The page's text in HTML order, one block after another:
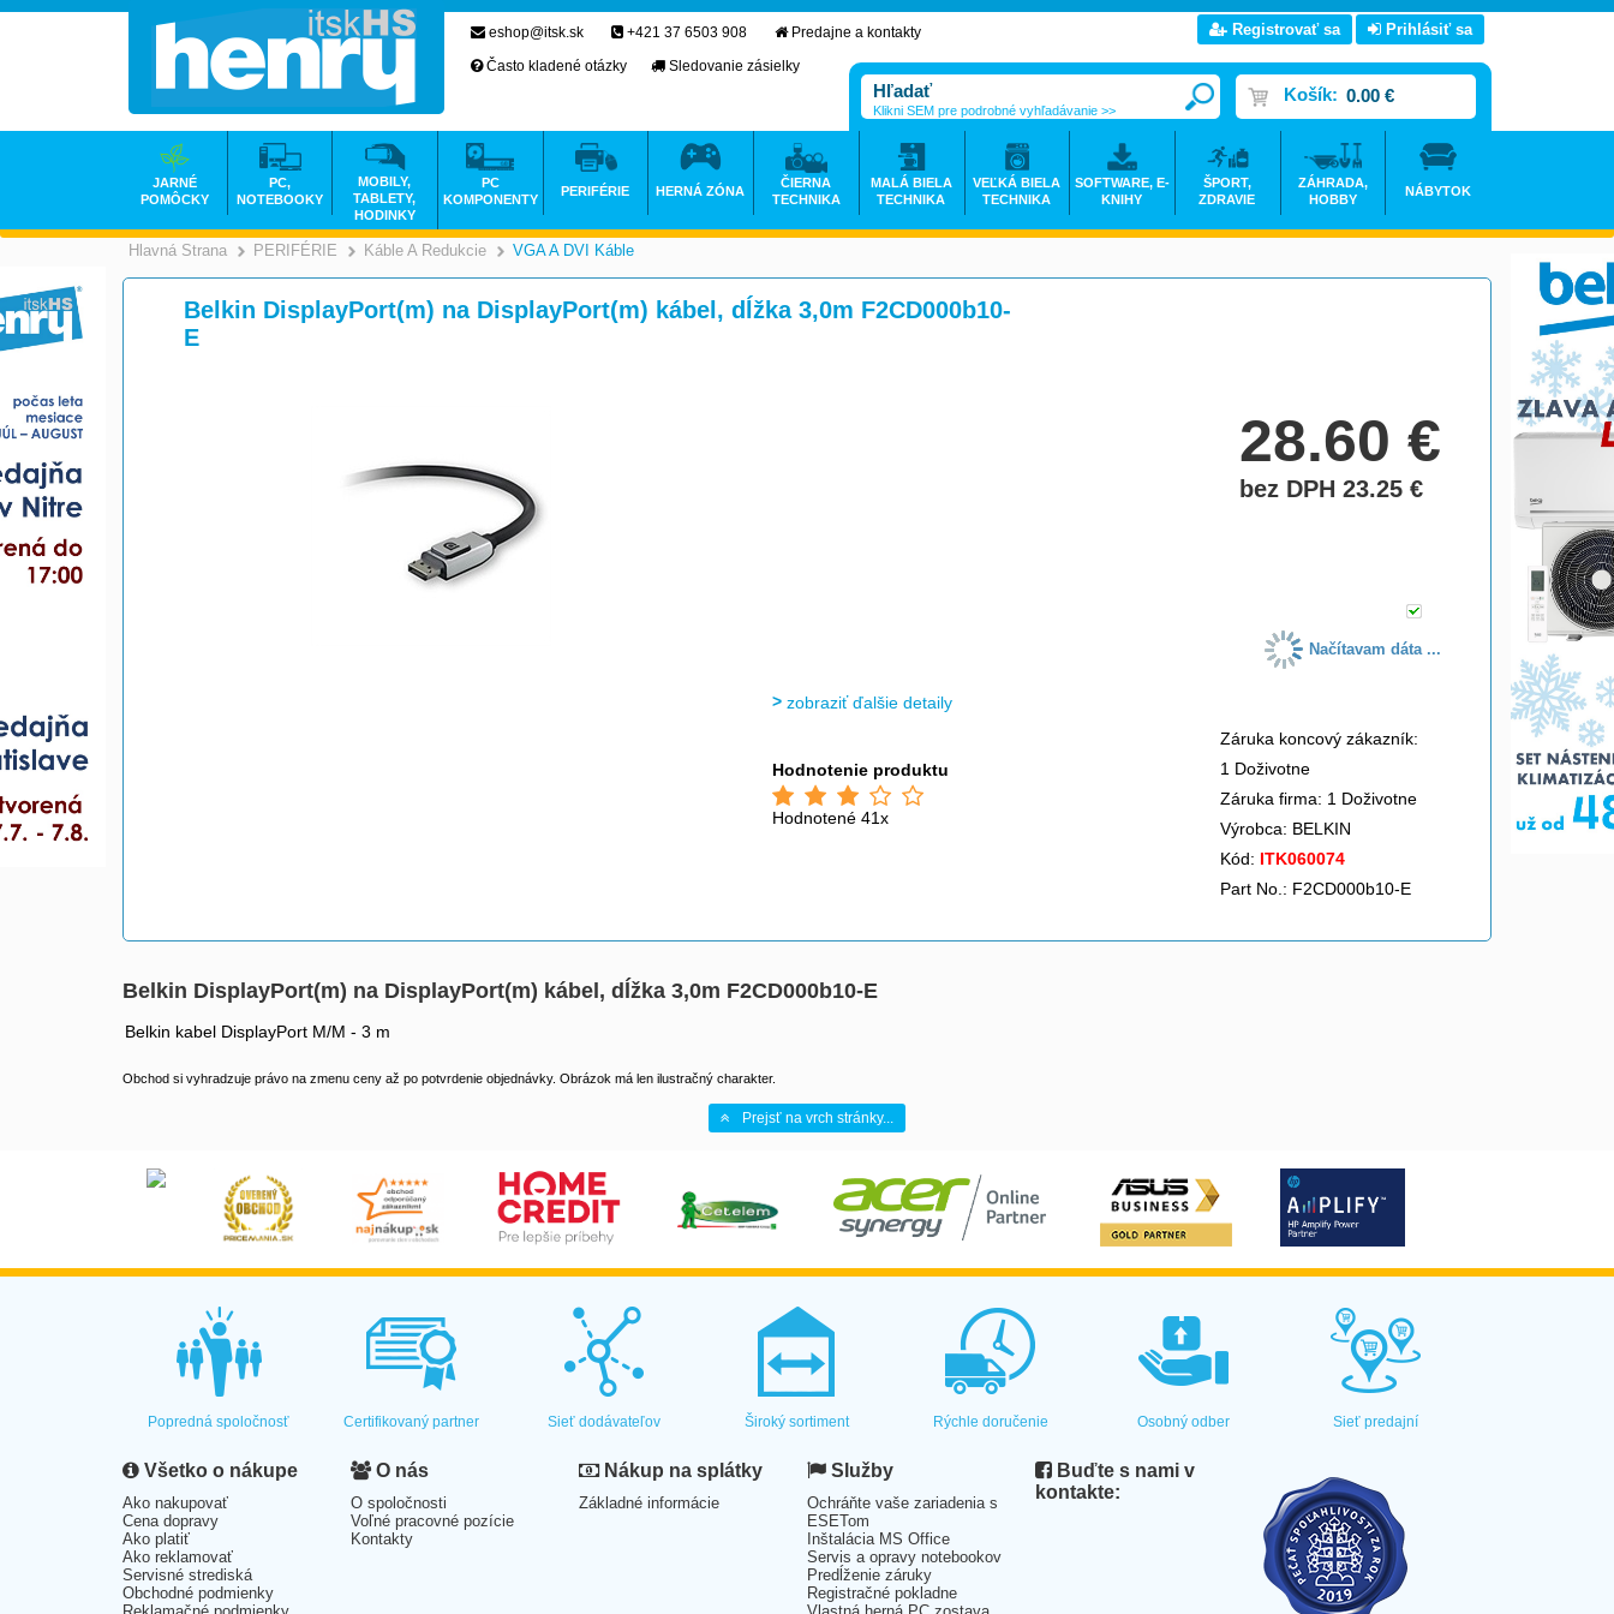
Hlavná Strana >
PERIFÉRIE >
Káble A Redukcie >
VGA A DVI Káble
Belkin DisplayPort(m) na DisplayPort(m) kábel, dĺžka 3,0m F2CD000b10-
E
28.60€
bez DPH 23.25€
Načítavam dáta ...
zobraziť ďalšie detaily
Hodnotenie produktu
Hodnotené 41x
Záruka koncový zákazník:
1 Doživotne
Záruka firma: 1 Doživotne
Výrobca: BELKIN
Kód: ITK060074
Part No.: F2CD000b10-E
Belkin DisplayPort(m) na DisplayPort(m) kábel, dĺžka 3,0m F2CD000b10-E
Belkin kabel DisplayPort M/M - 3 m
Obchod si vyhradzuje právo na zmenu ceny až po potvrdenie objednávky. Obrázok má len ilustračný charakter.
Prejsť na vrch stránky...
eshop@itsk.sk +421 37 6503 908
Predajne a kontakty
Často kladené otázky
Sledovanie zásielky
Registrovať sa Prihlásiť sa
Košík: 0.00 €
Klikni SEM pre podrobné vyhľadávanie >>
JARNÉ
POMÔCKY
PC,
NOTEBOOKY
MOBILY,
TABLETY,
HODINKY
PC
KOMPONENTY
PERIFÉRIE HERNÁ ZÓNA
ČIERNA
TECHNIKA
MALÁ BIELA
TECHNIKA
VEĽKÁ BIELA
TECHNIKA
SOFTWARE, E-
KNIHY
ŠPORT,
ZDRAVIE
ZÁHRADA,
HOBBY
NÁBYTOK
Popredná spoločnosť Certifikovaný partner Sieť dodávateľov Široký sortiment Rýchle doručenie Osobný odber Sieť predajní
Všetko o nákupe
Ako nakupovať
Cena dopravy
Ako platiť
Ako reklamovať
Servisné strediská
Obchodné podmienky
O nás
O spoločnosti
Voľné pracovné pozície
Kontakty
Nákup na splátky
Základné informácie
Služby
Ochráňte vaše zariadenia s
ESETom
Inštalácia MS Office
Servis a opravy notebookov
Predĺženie záruky
Registračné pokladne
Buďte s nami v
kontakte: